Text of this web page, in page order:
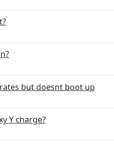
but doesnt boot up
Y charge?